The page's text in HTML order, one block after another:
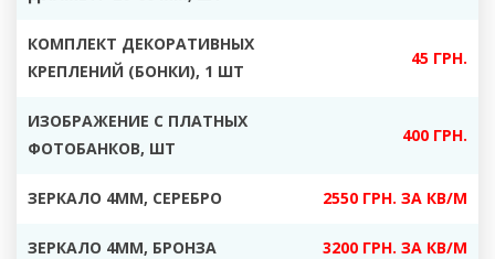
КОМПЛЕКТ ДЕКОРАТИВНЫХ
КРЕПЛЕНИЙ (БОНКИ), 1 ШТ
45 ГРН.
ИЗОБРАЖЕНИЕ С ПЛАТНЫХ
ФОТОБАНКОВ, ШТ
400 ГРН.
ЗЕРКАЛО 4ММ, СЕРЕБРО 2550 ГРН. ЗА КВ/М
ЗЕРКАЛО 4ММ, БРОНЗА 3200 ГРН. ЗА КВ/М